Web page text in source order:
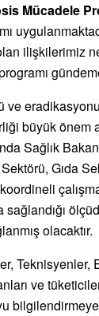
Mücadele
ilişkilerimiz
ve
büyük önem
Sağlık
Gıda
sağlandığı
olacaktır.
Teknisyenler,
ve